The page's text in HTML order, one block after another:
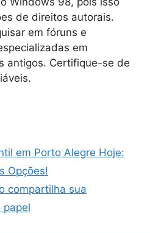
de direitos autorais.
em fóruns e
em
antigos. Certifique-se de
em Porto Alegre Hoje:
Opções!
compartilha sua
papel